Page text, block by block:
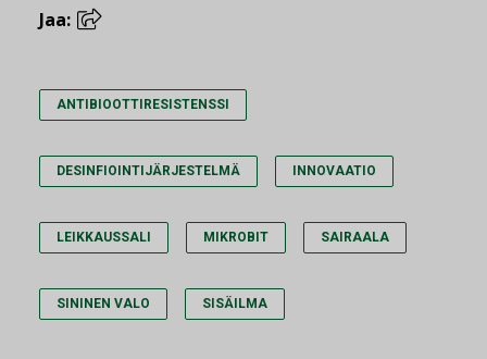
Jaa:
ANTIBIOOTTIRESISTENSSI
DESINFIOINTIJÄRJESTELMÄ INNOVAATIO
LEIKKAUSSALI MIKROBIT SAIRAALA
SININEN VALO SISÄILMA